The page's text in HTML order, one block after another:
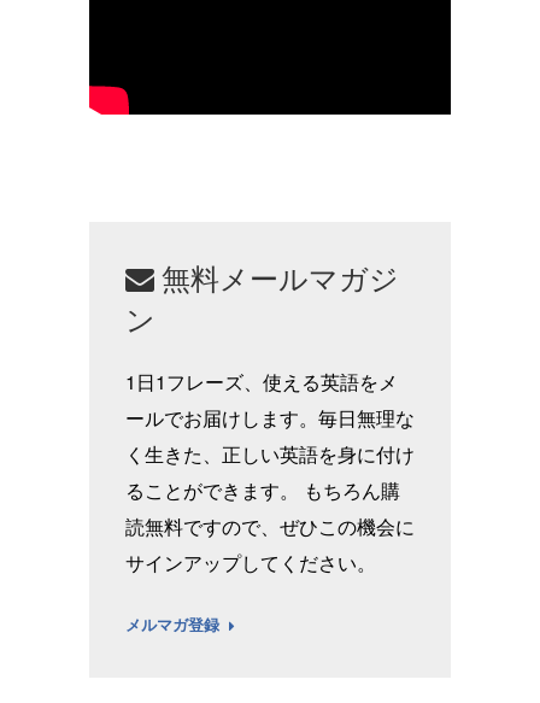
無料メールマガジ
ン
1日1フレーズ、使える英語をメ
ールでお届けします。毎日無理な
く生きた、正しい英語を身に付け
ることができます。 もちろん購
読無料ですので、ぜひこの機会に
サインアップしてください。
メルマガ登録